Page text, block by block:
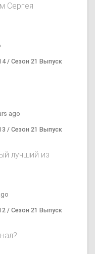
Сергея
/ Сезон 21 Выпуск
ago
/ Сезон 21 Выпуск
лучший из
/ Сезон 21 Выпуск